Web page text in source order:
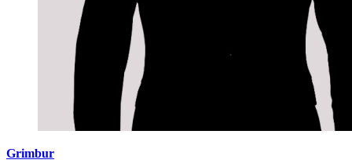
Grimbur